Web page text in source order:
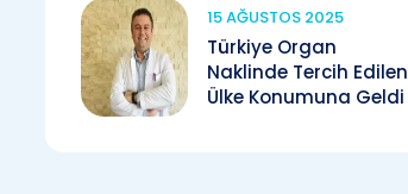
15 AĞUSTOS 2025
Türkiye Organ
Naklinde Tercih Edilen
Ülke Konumuna Geldi